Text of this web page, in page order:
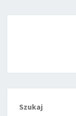
Szukaj